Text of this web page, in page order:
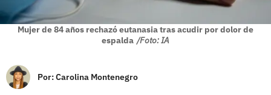
Mujer de 84 años rechazó eutanasia tras acudir por dolor de
espalda /Foto: IA
Por:Carolina Montenegro